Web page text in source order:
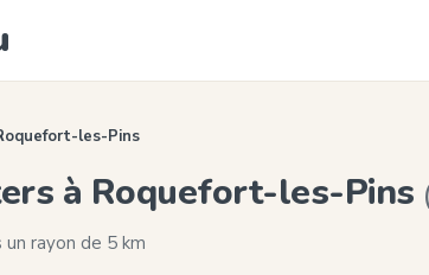
les-Pins
à Roquefort-les-Pins
un rayon de 5 km